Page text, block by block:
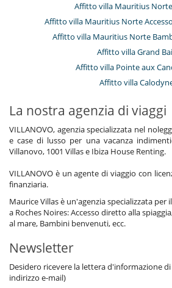
Affitto villa Mauritius
Affitto villa Mauritius Norte
Affitto villa Mauritius Norte
Affitto villa Grand
Affitto villa Pointe aux
Affitto villa
La nostra agenzia di viaggi
VILLANOVO, agenzia specializzata nel
e case di lusso per una vacanza
Villanovo, 1001 Villas e Ibiza House Renting.
VILLANOVO è un agente di viaggio con
finanziaria.
Maurice Villas è un'agenzia specializzata per
a Roches Noires: Accesso diretto alla
al mare, Bambini benvenuti, ecc.
Newsletter
Desidero ricevere la lettera d'informazione
indirizzo e-mail)